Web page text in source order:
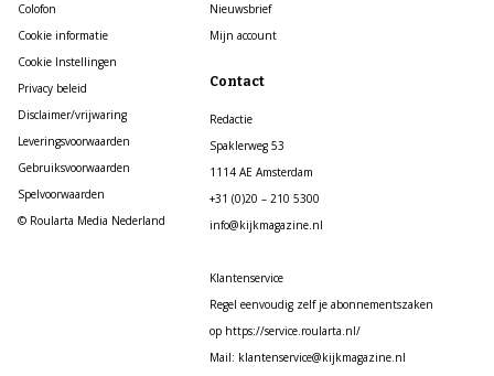
Colofon
Cookie informatie
Cookie Instellingen
Privacy beleid
Disclaimer/vrijwaring
Leveringsvoorwaarden
Gebruiksvoorwaarden
Spelvoorwaarden
© Roularta Media Nederland
Nieuwsbrief
Mijn account
Contact
Redactie
Spaklerweg 53
1114 AE Amsterdam
+31 (0)20 – 210 5300
info@kijkmagazine.nl
Klantenservice
Regel eenvoudig zelf je abonnementszaken
op https://service.roularta.nl/
Mail: klantenservice@kijkmagazine.nl